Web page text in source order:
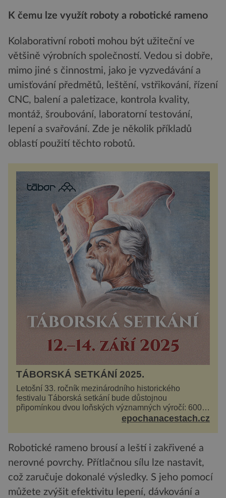
K čemu lze využít roboty a robotické rameno
Kolaborativní roboti mohou být užiteční ve
většině výrobních společností. Vedou si dobře,
mimo jiné s činnostmi, jako je vyzvedávání a
umisťování předmětů, leštění, vstřikování, řízení
CNC, balení a paletizace, kontrola kvality,
montáž, šroubování, laboratorní testování,
lepení a svařování. Zde je několik příkladů
oblastí použití těchto robotů.
TÁBORSKÁ SETKÁNÍ 2025.
Letošní 33. ročník mezinárodního historického
festivalu Táborská setkání bude důstojnou
připomínkou dvou loňských významných výročí: 600
let od úmrtí nikdy v poli neporaženého hejtmana Jana
epochanacestach.cz
Robotické rameno brousí a leští i zakřivené a
nerovné povrchy. Přítlačnou sílu lze nastavit,
což zaručuje dokonalé výsledky. S jeho pomocí
můžete zvýšit efektivitu lepení, dávkování a